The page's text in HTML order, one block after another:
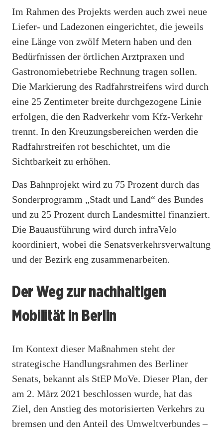
Im Rahmen des Projekts werden auch zwei neue
Liefer- und Ladezonen eingerichtet, die jeweils
eine Länge von zwölf Metern haben und den
Bedürfnissen der örtlichen Arztpraxen und
Gastronomiebetriebe Rechnung tragen sollen.
Die Markierung des Radfahrstreifens wird durch
eine 25 Zentimeter breite durchgezogene Linie
erfolgen, die den Radverkehr vom Kfz-Verkehr
trennt. In den Kreuzungsbereichen werden die
Radfahrstreifen rot beschichtet, um die
Sichtbarkeit zu erhöhen.
Das Bahnprojekt wird zu 75 Prozent durch das
Sonderprogramm „Stadt und Land“ des Bundes
und zu 25 Prozent durch Landesmittel finanziert.
Die Bauausführung wird durch infraVelo
koordiniert, wobei die Senatsverkehrsverwaltung
und der Bezirk eng zusammenarbeiten.
Der Weg zur nachhaltigen
Mobilität in Berlin
Im Kontext dieser Maßnahmen steht der
strategische Handlungsrahmen des Berliner
Senats, bekannt als StEP MoVe. Dieser Plan, der
am 2. März 2021 beschlossen wurde, hat das
Ziel, den Anstieg des motorisierten Verkehrs zu
bremsen und den Anteil des Umweltverbundes –